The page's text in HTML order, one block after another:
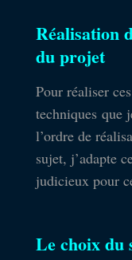
Réalisation
du projet
Pour réaliser
techniques que
l’ordre de
sujet, j’adapte
judicieux pour
Le choix du